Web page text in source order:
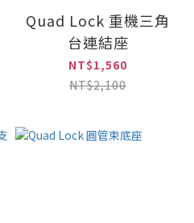
Quad Lock 重機三角
台連結座
NT$1,560
NT$2,100